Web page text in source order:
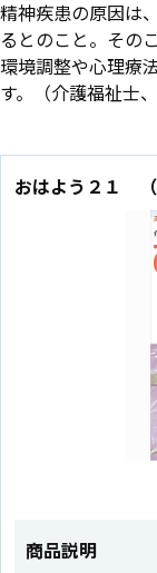
精神疾患の原因は
るとのこと。その
環境調整や心理療
す。（介護福祉士、
おはよう２１ （
商品説明